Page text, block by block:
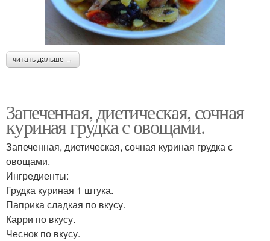
читать дальше →
Запеченная, диетическая, сочная
куриная грудка с овощами.
Запеченная, диетическая, сочная куриная грудка с
овощами.
Ингредиенты:
Грудка куриная 1 штука.
Паприка сладкая по вкусу.
Карри по вкусу.
Чеснок по вкусу.